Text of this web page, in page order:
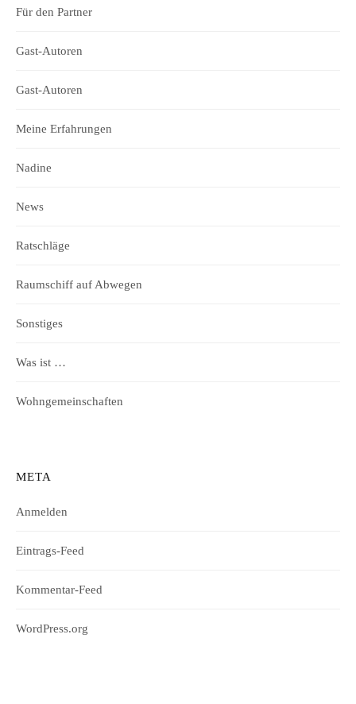
Für den Partner
Gast-Autoren
Gast-Autoren
Meine Erfahrungen
Nadine
News
Ratschläge
Raumschiff auf Abwegen
Sonstiges
Was ist …
Wohngemeinschaften
META
Anmelden
Eintrags-Feed
Kommentar-Feed
WordPress.org